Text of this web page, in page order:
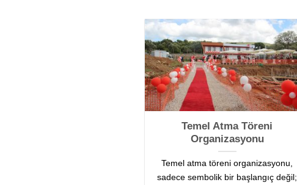
Temel Atma Töreni
Organizasyonu
Temel atma töreni organizasyonu,
sadece sembolik bir başlangıç değil;